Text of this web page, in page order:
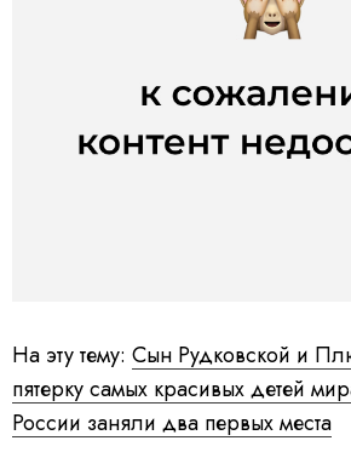
На эту тему: Сын Рудковской и
пятерку самых красивых детей
России заняли два первых места